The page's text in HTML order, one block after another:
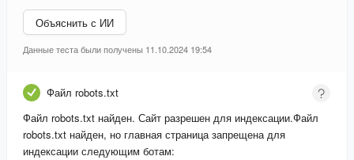
Объяснить с ИИ
Данные теста были получены 11.10.2024 19:54
Файл robots.txt
Файл robots.txt найден. Сайт разрешен для индексации.Файл
robots.txt найден, но главная страница запрещена для
индексации следующим ботам: